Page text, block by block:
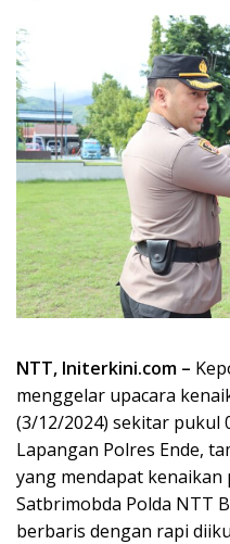
NTT, Initerkini.com –
menggelar upacara
(3/12/2024) sekitar pukul
Lapangan Polres Ende,
yang mendapat kenaikan
Satbrimobda Polda NTT
berbaris dengan rapi